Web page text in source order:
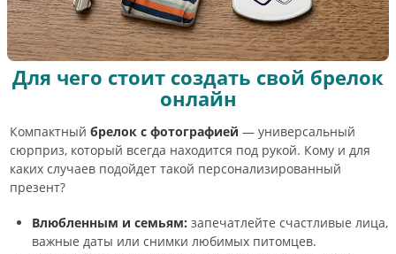
Для чего стоит создать свой брелок
онлайн
Компактный брелок с фотографией — универсальный
сюрприз, который всегда находится под рукой. Кому и для
каких случаев подойдет такой персонализированный
презент?
Влюбленным и семьям: запечатлейте счастливые лица,
важные даты или снимки любимых питомцев.